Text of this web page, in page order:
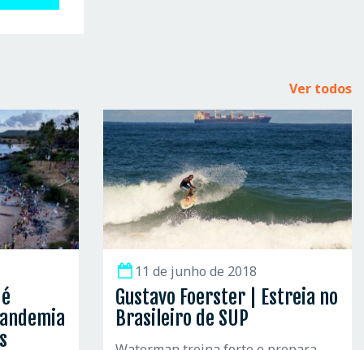
Ver todos
11 de junho de 2018
Gustavo Foerster | Estreia no
Brasileiro de SUP